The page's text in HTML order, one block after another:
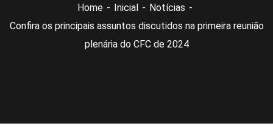
Home Inicial
Notícias
Confira os principais assuntos discutidos na primeira reunião
plenária do CFC de 2024